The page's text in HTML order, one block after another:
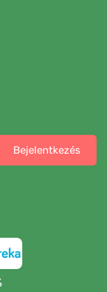
Bejelentkezés